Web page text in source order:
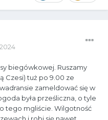
biegówkowej. Ruszamy
Czesi) tuż po 9.00 ze
zameldować się w
była prześliczna, o tyle
tego mgliście. Wilgotność